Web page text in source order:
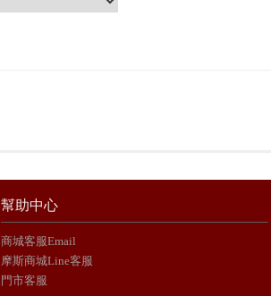
幫助中心
商城客服Email
摩斯商城Line客服
門市客服